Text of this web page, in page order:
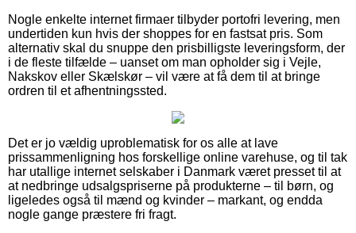
Nogle enkelte internet firmaer tilbyder portofri levering, men
undertiden kun hvis der shoppes for en fastsat pris. Som
alternativ skal du snuppe den prisbilligste leveringsform, der
i de fleste tilfælde – uanset om man opholder sig i Vejle,
Nakskov eller Skælskør – vil være at få dem til at bringe
ordren til et afhentningssted.
Det er jo vældig uproblematisk for os alle at lave
prissammenligning hos forskellige online varehuse, og til tak
har utallige internet selskaber i Danmark været presset til at
at nedbringe udsalgspriserne på produkterne – til børn, og
ligeledes også til mænd og kvinder – markant, og endda
nogle gange præstere fri fragt.